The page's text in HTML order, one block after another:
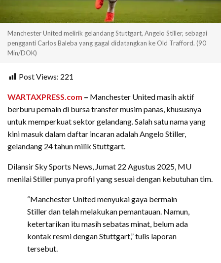
Manchester United melirik gelandang Stuttgart, Angelo Stiller, sebagai
pengganti Carlos Baleba yang gagal didatangkan ke Old Trafford. (90
Min/DOK)
Post Views: 221
WARTAXPRESS.com – Manchester United masih aktif
berburu pemain di bursa transfer musim panas, khususnya
untuk memperkuat sektor gelandang. Salah satu nama yang
kini masuk dalam daftar incaran adalah Angelo Stiller,
gelandang 24 tahun milik Stuttgart.
Dilansir Sky Sports News, Jumat 22 Agustus 2025, MU
menilai Stiller punya profil yang sesuai dengan kebutuhan tim.
“Manchester United menyukai gaya bermain
Stiller dan telah melakukan pemantauan. Namun,
ketertarikan itu masih sebatas minat, belum ada
kontak resmi dengan Stuttgart,” tulis laporan
tersebut.